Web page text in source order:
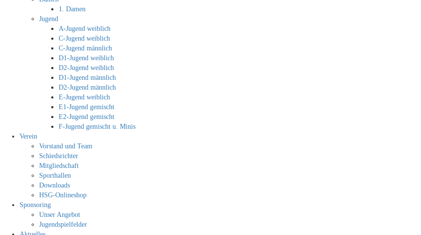
1. Damen
Jugend
A-Jugend weiblich
C-Jugend weiblich
C-Jugend männlich
D1-Jugend weiblich
D2-Jugend weiblich
D1-Jugend männlich
D2-Jugend männlich
E-Jugend weiblich
E1-Jugend gemischt
E2-Jugend gemischt
F-Jugend gemischt u. Minis
Verein
Vorstand und Team
Schiedsrichter
Mitgliedschaft
Sporthallen
Downloads
HSG-Onlineshop
Sponsoring
Unser Angebot
Jugendspielfelder